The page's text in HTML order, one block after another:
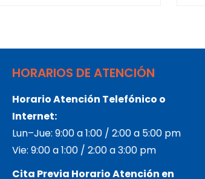
HORARIOS DE ATENCIÓN
Horario Atención Telefónico o
Internet:
Lun–Jue: 9:00 a 1:00 / 2:00 a 5:00 pm
Vie: 9:00 a 1:00 / 2:00 a 3:00 pm
Cita Previa Horario Atención en